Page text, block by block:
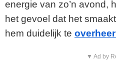
energie van zo’n avond,
het gevoel dat het
hem duidelijk te
▼ Ad by